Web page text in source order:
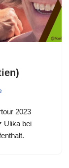
2023
Ulika bei